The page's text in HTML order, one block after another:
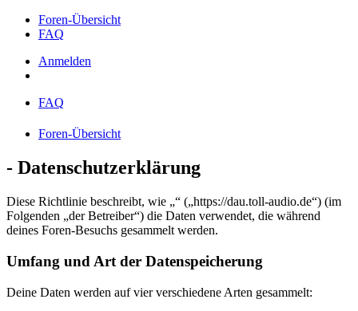
Foren-Übersicht
FAQ
Anmelden
FAQ
Foren-Übersicht
- Datenschutzerklärung
Diese Richtlinie beschreibt, wie „“ („https://dau.toll-audio.de“) (im
Folgenden „der Betreiber“) die Daten verwendet, die während
deines Foren-Besuchs gesammelt werden.
Umfang und Art der Datenspeicherung
Deine Daten werden auf vier verschiedene Arten gesammelt: